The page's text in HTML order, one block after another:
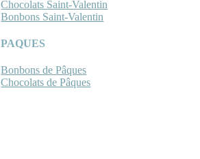
Chocolats Saint-Valentin
Bonbons Saint-Valentin
PAQUES
Bonbons de Pâques
Chocolats de Pâques